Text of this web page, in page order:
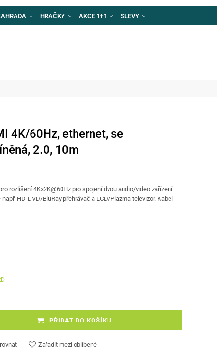
HRAČKY AKCE 1+1 SLEVY
4K/60Hz, ethernet, se
2.0, 10m
rozlišení 4Kx2K@60Hz pro spojení dvou audio/video zařízení
HD-DVD/BluRay přehrávač a LCD/Plazma televizor. Kabel
PŘIDAT DO KOŠÍKU
Zařadit mezi oblíbené